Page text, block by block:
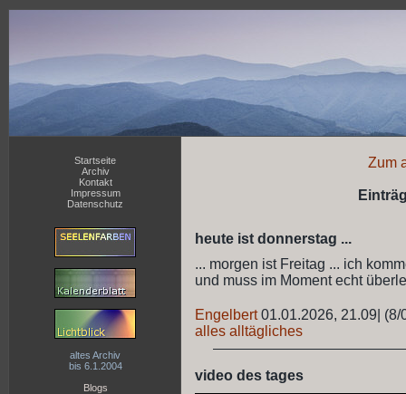
Startseite
Archiv
Kontakt
Impressum
Datenschutz
altes Archiv
bis 6.1.2004
Blogs
Zum
heute ist donnerstag ...
... morgen ist Freitag ... ich
und muss im Moment echt
Engelbert 01.01.2026, 21.09 (8/
alles alltägliches
video des tages